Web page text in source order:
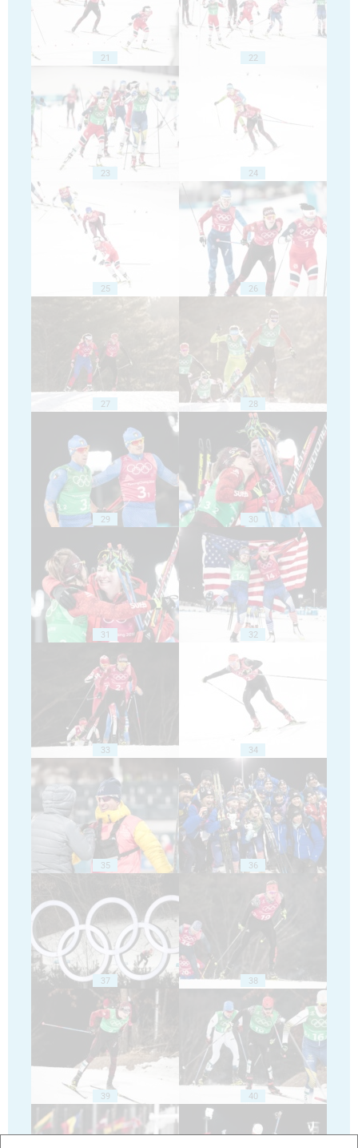
21 22
23 24
25 26
27 28
29 30
31 32
33 34
35 36
37 38
39 40